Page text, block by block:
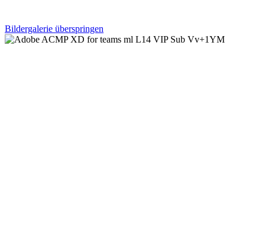
Bildergalerie überspringen